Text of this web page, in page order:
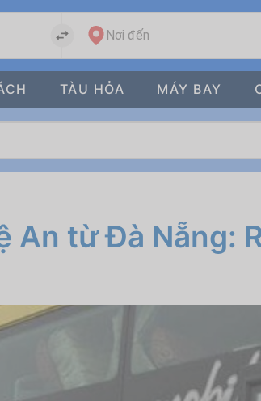
Nơi đến
TÀU HỎA MÁY BAY
An từ Đà Nẵng: